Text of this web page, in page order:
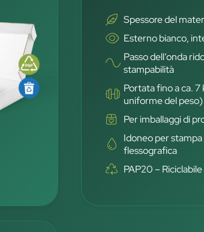
Spessore del
Esterno bianco,
Passo dell’onda
stampabilità
Portata fino a ca.
uniforme del peso)
Per imballaggi di
Idoneo per
flessografica
PAP20 –